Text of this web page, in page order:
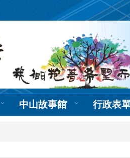
中山故事館 行政表